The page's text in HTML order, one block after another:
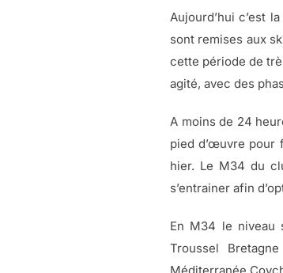
Aujourd’hui c’est
sont remises aux
cette période de
agité, avec des
A moins de 24
pied d’œuvre pour
hier. Le M34 du
s’entrainer afin
En M34 le niveau
Troussel